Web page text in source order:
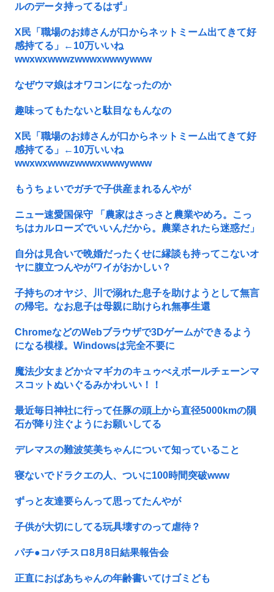
ルのデータ持ってるはず」
X民「職場のお姉さんが口からネットミーム出てきて好
感持てる」←10万いいね
wwxwxwwwzwwwxwwwywww
なぜウマ娘はオワコンになったのか
趣味ってもたないと駄目なもんなの
X民「職場のお姉さんが口からネットミーム出てきて好
感持てる」←10万いいね
wwxwxwwwzwwwxwwwywww
もうちょいでガチで子供産まれるんやが
ニュー速愛国保守 「農家はさっさと農業やめろ。こっ
ちはカルローズでいいんだから。農業されたら迷惑だ」
自分は見合いで晩婚だったくせに縁談も持ってこないオ
ヤに腹立つんやがワイがおかしい？
子持ちのオヤジ、川で溺れた息子を助けようとして無言
の帰宅。なお息子は母親に助けられ無事生還
ChromeなどのWebブラウザで3Dゲームができるよう
になる模様。Windowsは完全不要に
魔法少女まどか☆マギカのキュゥべえボールチェーンマ
スコットぬいぐるみかわいい！！
最近毎日神社に行って任豚の頭上から直径5000kmの隕
石が降り注ぐようにお願いしてる
デレマスの難波笑美ちゃんについて知っていること
寝ないでドラクエの人、ついに100時間突破www
ずっと友達要らんって思ってたんやが
子供が大切にしてる玩具壊すのって虐待？
パチ●コパチスロ8月8日結果報告会
正直におばあちゃんの年齢書いてけゴミども